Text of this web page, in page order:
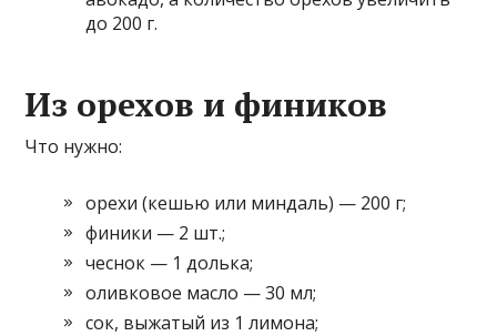
до 200 г.
Из орехов и фиников
Что нужно:
орехи (кешью или миндаль) — 200 г;
финики — 2 шт.;
чеснок — 1 долька;
оливковое масло — 30 мл;
сок, выжатый из 1 лимона;